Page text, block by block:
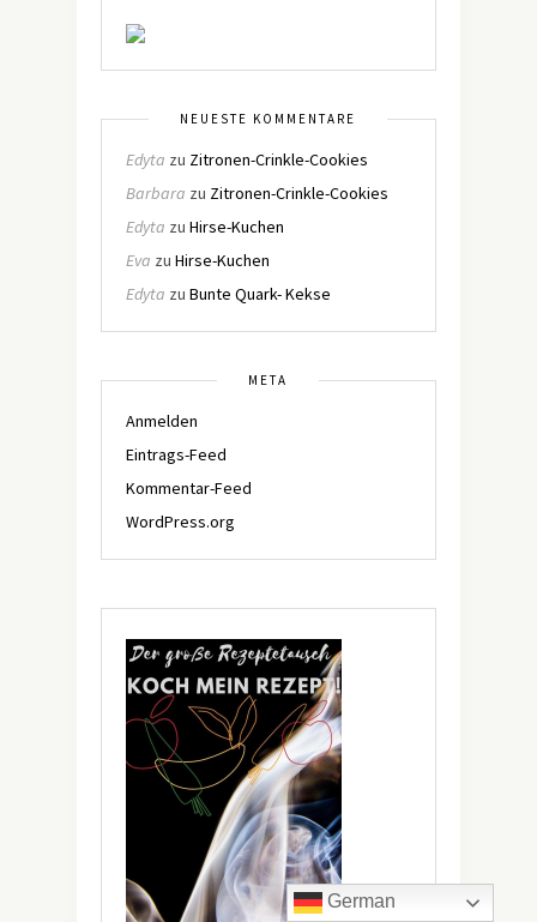
NEUESTE KOMMENTARE
Edyta zu Zitronen-Crinkle-Cookies
Barbara zu Zitronen-Crinkle-Cookies
Edyta zu Hirse-Kuchen
Eva zu Hirse-Kuchen
Edyta zu Bunte Quark- Kekse
META
Anmelden
Eintrags-Feed
Kommentar-Feed
WordPress.org
German